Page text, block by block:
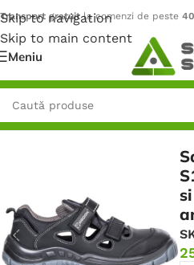
Skip to navigation
Skip to main content
Transport gratuitla comenzi de peste
Meniu
Prima pagină/Încălțăminte